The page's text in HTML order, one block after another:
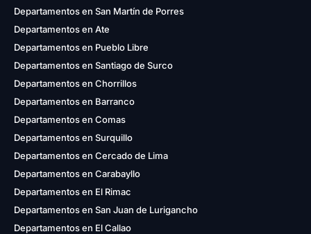
Departamentos en San Martín de Porres
Departamentos en Ate
Departamentos en Pueblo Libre
Departamentos en Santiago de Surco
Departamentos en Chorrillos
Departamentos en Barranco
Departamentos en Comas
Departamentos en Surquillo
Departamentos en Cercado de Lima
Departamentos en Carabayllo
Departamentos en El Rimac
Departamentos en San Juan de Lurigancho
Departamentos en El Callao